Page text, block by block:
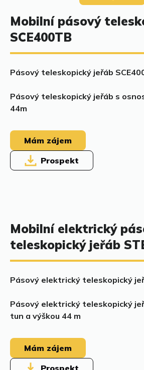
Mobilní pásový
SCE400TB
Pásový teleskopický jeřáb
Pásový teleskopický jeřáb s
44m
Mám zájem
Prospekt
Mobilní elektrický
teleskopický jeřáb
Pásový elektrický teleskopický
Pásový elektrický teleskopický
tun a výškou 44 m
Mám zájem
Prospekt